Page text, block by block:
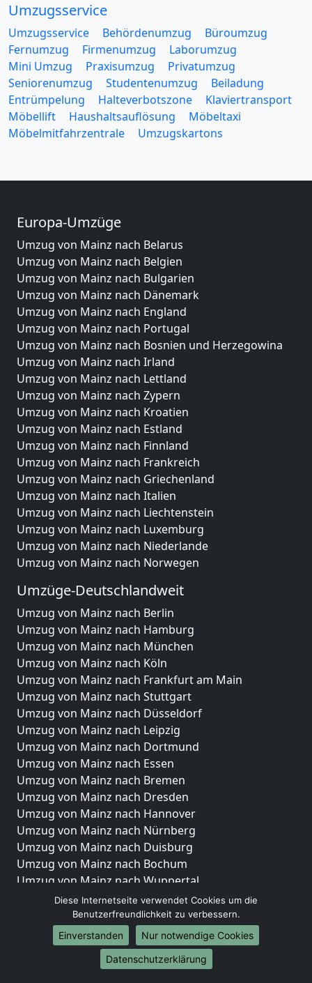
Umzugsservice
Umzugsservice Behördenumzug
Büroumzug
Fernumzug
Firmenumzug
Laborumzug
Mini Umzug
Praxisumzug
Privatumzug
Seniorenumzug
Studentenumzug
Beiladung
Entrümpelung
Halteverbotszone
Klaviertransport
Möbellift
Haushaltsauflösung
Möbeltaxi
Möbelmitfahrzentrale
Umzugskartons
Europa-Umzüge
Umzug von Mainz nach Belarus
Umzug von Mainz nach Belgien
Umzug von Mainz nach Bulgarien
Umzug von Mainz nach Dänemark
Umzug von Mainz nach England
Umzug von Mainz nach Portugal
Umzug von Mainz nach Bosnien und Herzegowina
Umzug von Mainz nach Irland
Umzug von Mainz nach Lettland
Umzug von Mainz nach Zypern
Umzug von Mainz nach Kroatien
Umzug von Mainz nach Estland
Umzug von Mainz nach Finnland
Umzug von Mainz nach Frankreich
Umzug von Mainz nach Griechenland
Umzug von Mainz nach Italien
Umzug von Mainz nach Liechtenstein
Umzug von Mainz nach Luxemburg
Umzug von Mainz nach Niederlande
Umzug von Mainz nach Norwegen
Umzüge-Deutschlandweit
Umzug von Mainz nach Berlin
Umzug von Mainz nach Hamburg
Umzug von Mainz nach München
Umzug von Mainz nach Köln
Umzug von Mainz nach Frankfurt am Main
Umzug von Mainz nach Stuttgart
Umzug von Mainz nach Düsseldorf
Umzug von Mainz nach Leipzig
Umzug von Mainz nach Dortmund
Umzug von Mainz nach Essen
Umzug von Mainz nach Bremen
Umzug von Mainz nach Dresden
Umzug von Mainz nach Hannover
Umzug von Mainz nach Nürnberg
Umzug von Mainz nach Duisburg
Umzug von Mainz nach Bochum
Umzug von Mainz nach Wuppertal
Umzug von Mainz nach Bielefeld
Umzug von Mainz nach Bonn
Umzug von Mainz nach Münster
Internationale-Umzüge
Diese Internetseite verwendet Cookies um die
Benutzerfreundlichkeit zu verbessern.
Einverstanden
Nur notwendige Cookies
Datenschutzerklärung